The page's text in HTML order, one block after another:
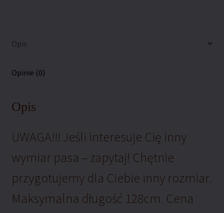
Opis
Opinie (0)
Opis
UWAGA!!! Jeśli interesuje Cię inny
wymiar pasa – zapytaj! Chętnie
przygotujemy dla Ciebie inny rozmiar.
Maksymalna długość 128cm. Cena